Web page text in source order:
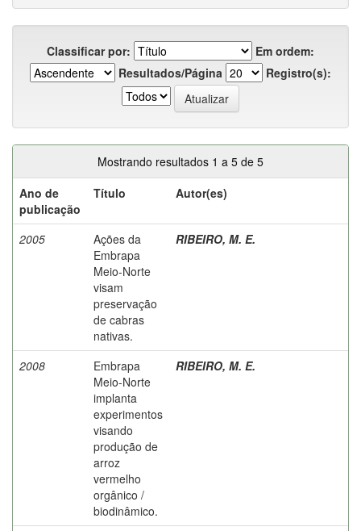
Classificar por:
Em ordem:
Resultados/Página
Registro(s):
Mostrando resultados 1 a 5 de 5
Ano de
publicação
Título Autor(es)
2005
Ações da
Embrapa
Meio-Norte
visam
preservação
de cabras
nativas.
RIBEIRO, M. E.
2008
Embrapa
Meio-Norte
implanta
experimentos
visando
produção de
arroz
vermelho
orgânico /
biodinâmico.
RIBEIRO, M. E.